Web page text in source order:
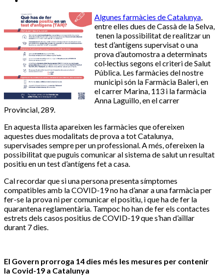
Algunes farmàcies de Catalunya,
entre elles dues de Cassà de la Selva,
tenen la possibilitat de realitzar un
test d’antígens supervisat o una
prova d’automostra a determinats
col·lectius segons el criteri de Salut
Pública. Les farmàcies del nostre
municipi són la Farmàcia Baleri, en
el carrer Marina, 113 i la farmàcia
Anna Laguillo, en el carrer
Provincial, 289.
En aquesta llista apareixen les farmàcies que ofereixen
aquestes dues modalitats de prova a tot Catalunya,
supervisades sempre per un professional. A més, ofereixen la
possibilitat que puguis comunicar al sistema de salut un resultat
positiu en un test d’antígens fet a casa.
Cal recordar que si una persona presenta símptomes
compatibles amb la COVID-19 no ha d’anar a una farmàcia per
fer-se la prova ni per comunicar el positiu, i que ha de fer la
quarantena reglamentària. Tampoc ho han de fer els contactes
estrets dels casos positius de COVID-19 que s’han d’aïllar
durant 7 dies.
El Govern prorroga 14 dies més les mesures per contenir
la Covid-19 a Catalunya